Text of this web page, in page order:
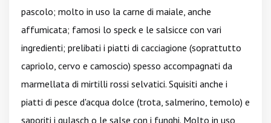
pascolo; molto in uso la carne di maiale, anche
affumicata; famosi lo speck e le salsicce con vari
ingredienti; prelibati i piatti di cacciagione (soprattutto
capriolo, cervo e camoscio) spesso accompagnati da
marmellata di mirtilli rossi selvatici. Squisiti anche i
piatti di pesce d'acqua dolce (trota, salmerino, temolo) e
saporiti i gulasch o le salse con i funghi. Molto in uso